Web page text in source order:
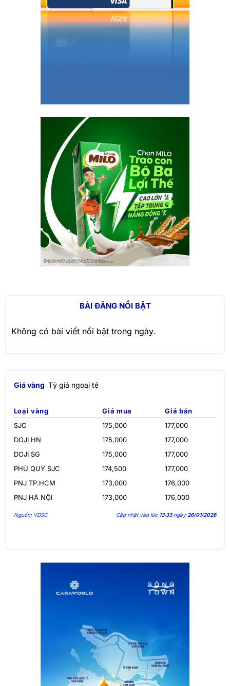
BÀI ĐĂNG NỔI BẬT
Không có bài viết nổi bật trong ngày.
Giá vàng Tỷ giá ngoại tệ
Loại vàng Giá mua
Giá bán
SJC
175,000
177,000
DOJI HN
175,000
177,000
DOJI SG
175,000
177,000
PHÚ QUÝ SJC
174,500
177,000
PNJ TP.HCM
173,000
176,000
PNJ HÀ NỘI
173,000 176,000
Nguồn: VDSC Cập nhật vào lúc 13:33ngày 26/01/2026